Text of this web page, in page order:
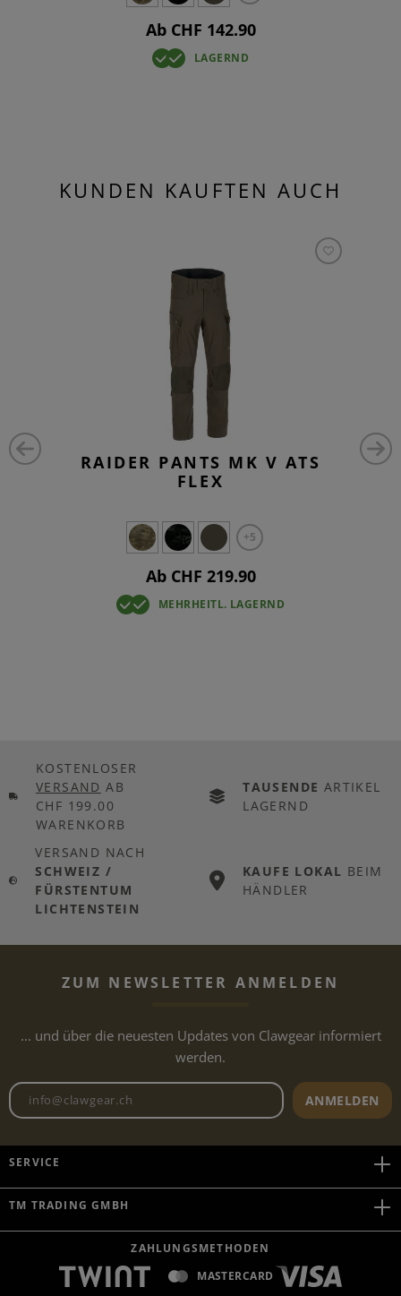
Ab CHF 142.90
LAGERND
KUNDEN KAUFTEN AUCH
RAIDER PANTS MK V ATS
FLEX
+5
Ab CHF 219.90
MEHRHEITL. LAGERND
KOSTENLOSER
VERSAND AB
CHF 199.00
WARENKORB
TAUSENDE ARTIKEL
LAGERND
VERSAND NACH
SCHWEIZ /
FÜRSTENTUM
LICHTENSTEIN
KAUFE LOKAL BEIM
HÄNDLER
ZUM NEWSLETTER ANMELDEN
... und über die neuesten Updates von Clawgear informiert
werden.
Newsletter E-Mail-Adresse
ANMELDEN
SERVICE
TM TRADING GMBH
ZAHLUNGSMETHODEN
MASTERCARD